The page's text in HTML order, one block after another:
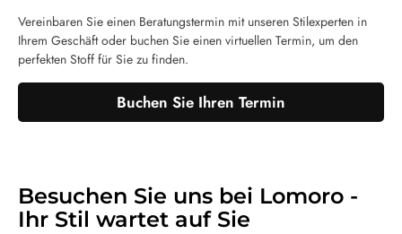
Vereinbaren Sie einen Beratungstermin mit unseren Stilexperten in
Ihrem Geschäft oder buchen Sie einen virtuellen Termin, um den
perfekten Stoff für Sie zu finden.
Buchen Sie Ihren Termin
Besuchen Sie uns bei Lomoro -
Ihr Stil wartet auf Sie